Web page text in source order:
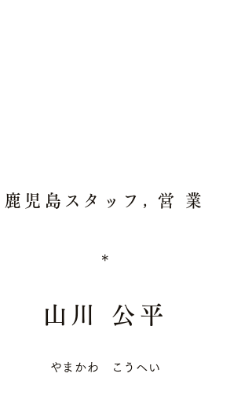
鹿児島スタッフ, 営 業
＊
山川 公平
やまかわ こうへい